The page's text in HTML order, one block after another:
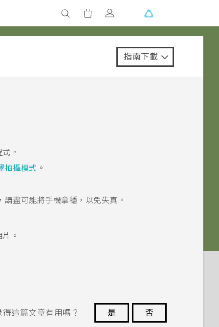
指南下載
。
拍攝模式 。
盡可能將手機拿穩，以免失真。
。
得這篇文章有用嗎？ 是
否